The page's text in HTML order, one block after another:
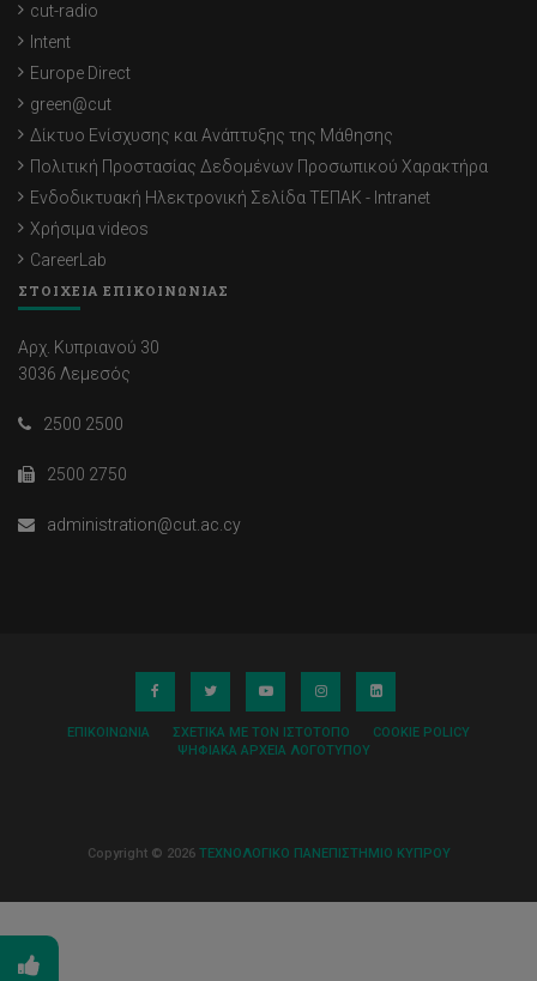
cut-radio
Intent
Europe Direct
green@cut
Δίκτυο Ενίσχυσης και Ανάπτυξης της Μάθησης
Πολιτική Προστασίας Δεδομένων Προσωπικού Χαρακτήρα
Ενδοδικτυακή Ηλεκτρονική Σελίδα ΤΕΠΑΚ - Intranet
Χρήσιμα videos
CareerLab
ΣΤΟΙΧΕΙΑ ΕΠΙΚΟΙΝΩΝΙΑΣ
Αρχ. Κυπριανού 30
3036 Λεμεσός
2500 2500
2500 2750
administration@cut.ac.cy
ΕΠΙΚΟΙΝΩΝΊΑ ΣΧΕΤΙΚΆ ΜΕ ΤΟΝ ΙΣΤΌΤΟΠΟ
COOKIE POLICY
ΨΗΦΙΑΚΆ ΑΡΧΕΊΑ ΛΟΓΌΤΥΠΟΥ
Copyright © 2026 ΤΕΧΝΟΛΟΓΙΚΟ ΠΑΝΕΠΙΣΤΗΜΙΟ ΚΥΠΡΟΥ